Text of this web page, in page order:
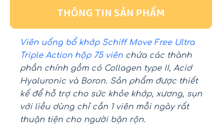
THÔNG TIN SẢN PHẨM
Viên uống bổ khớp Schiff Move Free Ultra
Triple Action hộp 75 viên chứa các thành
phần chính gồm có Collagen type II, Acid
Hyaluronic và Boron. Sản phẩm được thiết
kế để hỗ trợ cho sức khỏe khớp, xương, sụn
với liều dùng chỉ cần 1 viên mỗi ngày rất
thuận tiện cho người bận rộn.